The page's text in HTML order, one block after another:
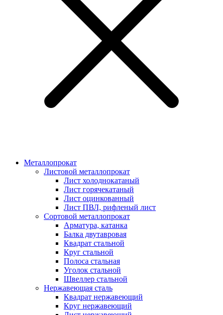
Металлопрокат
Листовой металлопрокат
Лист холоднокатаный
Лист горячекатаный
Лист оцинкованный
Лист ПВЛ, рифленый лист
Сортовой металлопрокат
Арматура, катанка
Балка двутавровая
Квадрат стальной
Круг стальной
Полоса стальная
Уголок стальной
Швеллер стальной
Нержавеющая сталь
Квадрат нержавеющий
Круг нержавеющий